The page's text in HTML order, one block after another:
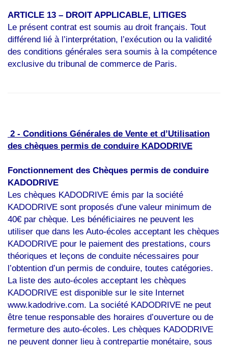
ARTICLE 13 – DROIT APPLICABLE, LITIGES
Le présent contrat est soumis au droit français. Tout
différend lié à l’interprétation, l’exécution ou la validité
des conditions générales sera soumis à la compétence
exclusive du tribunal de commerce de Paris.
2 - Conditions Générales de Vente et d’Utilisation
des chèques permis de conduire KADODRIVE
Fonctionnement des Chèques permis de conduire
KADODRIVE
Les chèques KADODRIVE émis par la société
KADODRIVE sont proposés d'une valeur minimum de
40€ par chèque. Les bénéficiaires ne peuvent les
utiliser que dans les Auto-écoles acceptant les chèques
KADODRIVE pour le paiement des prestations, cours
théoriques et leçons de conduite nécessaires pour
l’obtention d’un permis de conduire, toutes catégories.
La liste des auto-écoles acceptant les chèques
KADODRIVE est disponible sur le site Internet
www.kadodrive.com. La société KADODRIVE ne peut
être tenue responsable des horaires d’ouverture ou de
fermeture des auto-écoles. Les chèques KADODRIVE
ne peuvent donner lieu à contrepartie monétaire, sous